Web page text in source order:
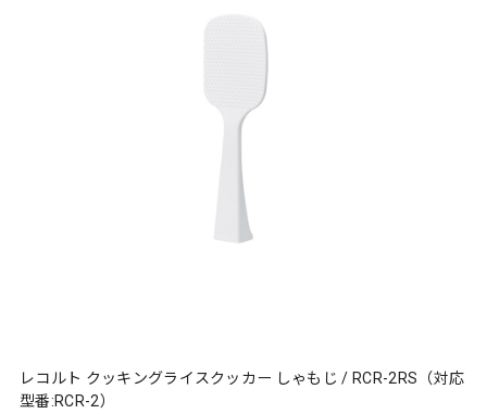
レコルト クッキングライスクッカー しゃもじ / RCR-2RS（対応
型番:RCR-2）